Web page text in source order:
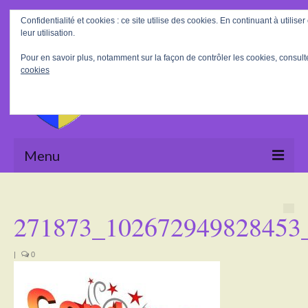
Rechercher
Menu
La Mairie
Le village
| 0
Confidentialité et cookies : ce site utilise des cookies. En continuant à
leur utilisation.
Pour en savoir plus, notamment sur la façon de contrôler les cookies,
cookies